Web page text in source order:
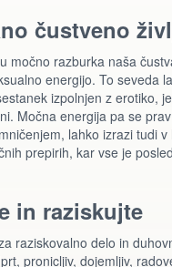
čustveno
močno razburka naša
energijo. To seveda
izpolnjen z erotiko,
Močna energija pa se
lahko izrazi tudi v
prepirih, kar vse je
in raziskujte
raziskovalno delo in
pronicljiv, dojemljiv,